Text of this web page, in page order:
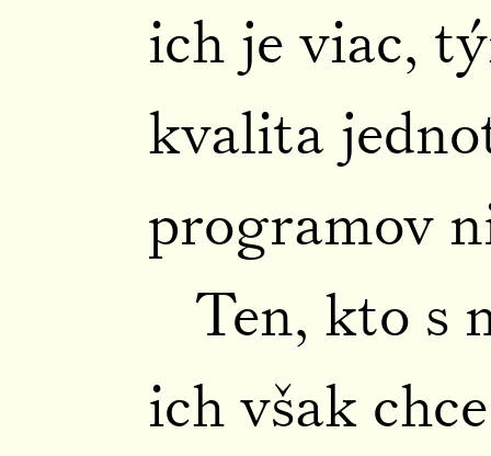
ich je viac,
kvalita
programov
Ten, kto s
ich však